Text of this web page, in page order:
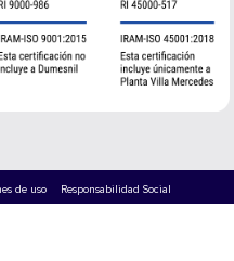
de uso Responsabilidad Social